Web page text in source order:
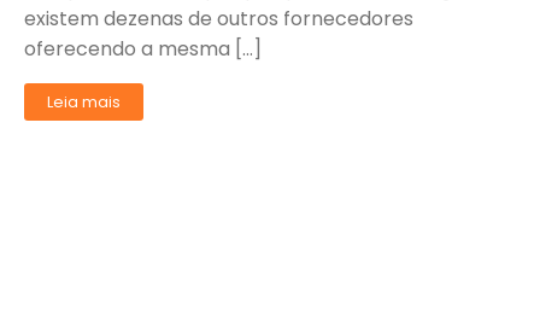
existem dezenas de outros fornecedores
oferecendo a mesma […]
Leia mais